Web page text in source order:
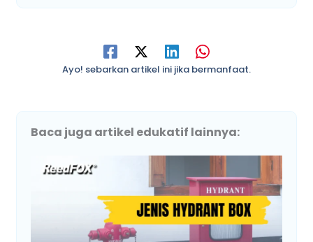
Ayo! sebarkan artikel ini jika bermanfaat.
Baca juga artikel edukatif lainnya: